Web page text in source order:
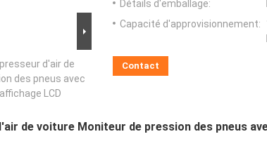
d'air de
des pneus avec
LCD
Détails d'emballage:
Capacité d'approvisionnement:
Contact
de voiture Moniteur de pression des pneus